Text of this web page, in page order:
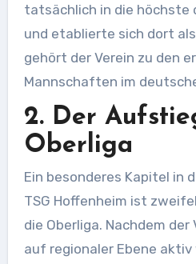
tatsächlich in die höchste
und etablierte sich dort
gehört der Verein zu den
Mannschaften im
2. Der
Oberliga
Ein besonderes Kapitel in
TSG Hoffenheim ist
die Oberliga. Nachdem
auf regionaler Ebene aktiv